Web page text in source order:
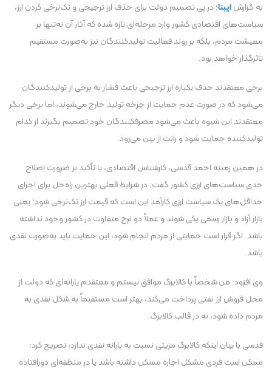
به گزارشایبنا؛ در پی تصمیم دولت برای حذف ارز ترجیحی و تک‌نرخی کردن ارز،
سیاست‌های اقتصادی کشور وارد مرحله‌ای تازه شده که آثار آن نه‌تنها بر
معیشت مردم، بلکه بر روند فعالیت تولیدکنندگان نیز به‌صورت مستقیم
تاثرگذار خواهد بود.
برخی معتقدند حذف یکباره ارز ترجیحی باعث فشار به برخی از تولیدکنندگان
می‌شود که در صورت عدم حمایت از چرخه تولید خارج می‌شوند، اما برخی دیگر
معتقدند این شیوه باعث می‌شود مصرفکنندگان خود تصمیم بگیرند از کدام
تولید‌کننده حمایت شود و رانت از بین می‌رود.
در همین زمینه احمد قدسی، کارشناس اقتصادی، با تأکید بر ضرورت اصلاح
جدی سیاست‌های ارزی کشور گفت: در شرایط فعلی بهترین راه‌حل برای اجرای
حداقل‌های یک سیاست ارزی کارآمد این است که قیمت ارز تک‌نرخی شود؛ یعنی
بازار آزاد و بازار رسمی یکی شوند و عملاً دو نرخ متفاوت در کشور وجود نداشته
باشد. اگر قرار است حمایتی از مردم انجام شود، این حمایت باید به‌صورت نقدی
باشد.
وی افزود: من شخصاً با کالابرگ موافق نیستم و معتقدم یارانه‌ای که دولت از
محل فروش ارز نفتی پرداخت می‌کند، بهتر است مستقیماً به شکل نقدی به
مردم داده شود، نه در قالب کالابرگ.
قدسی با بیان اینکه کالابرگ مزیتی نسبت به یارانه نقدی ندارد، تصریح کرد:
ممکن است فردی مشکل اجاره مسکن داشته باشد یا در منطقه‌ای دورافتاده